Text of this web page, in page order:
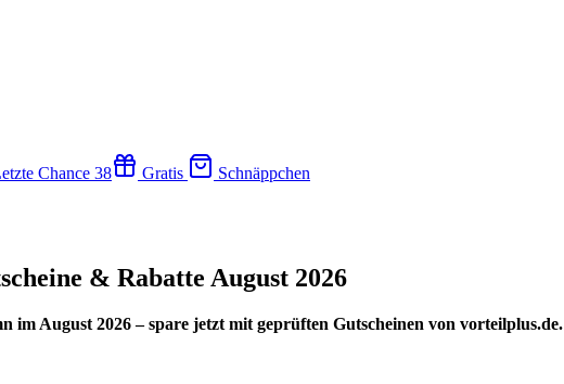
Chance 38 Gratis
Schnäppchen
& Rabatte August 2026
im August 2026 – spare jetzt mit geprüften Gutscheinen von vorteilplus.de.